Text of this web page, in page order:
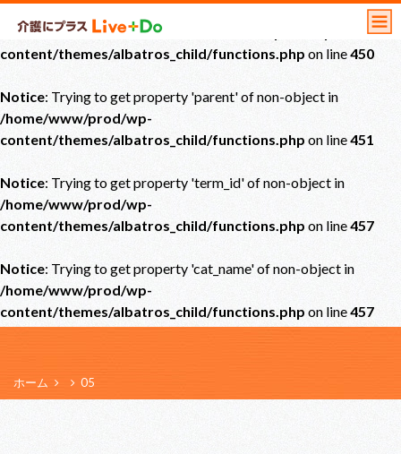
Notice: Undefined offset: 0 in
content/themes/albatros_child/functions.php on line450
Notice: Trying to get property 'parent' of non-object in
/home/www/prod/wp-
content/themes/albatros_child/functions.php on line451
Notice: Trying to get property 'term_id' of non-object in
/home/www/prod/wp-
content/themes/albatros_child/functions.php on line457
Notice: Trying to get property 'cat_name' of non-object in
/home/www/prod/wp-
content/themes/albatros_child/functions.php on line457
ホーム 05